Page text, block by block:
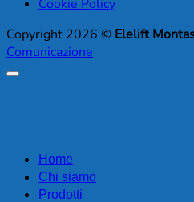
Cookie Policy
Copyright 2026 © Elelift
Comunicazione
Home
Chi siamo
Prodotti